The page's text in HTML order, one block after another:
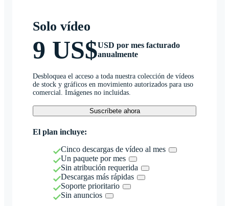
Solo vídeo
9 US$USD por mes facturado
anualmente
Desbloquea el acceso a toda nuestra colección de vídeos
de stock y gráficos en movimiento autorizados para uso
comercial. Imágenes no incluidas.
Suscríbete ahora
El plan incluye:
Cinco descargas de vídeo al mes
Un paquete por mes
Sin atribución requerida
Descargas más rápidas
Soporte prioritario
Sin anuncios